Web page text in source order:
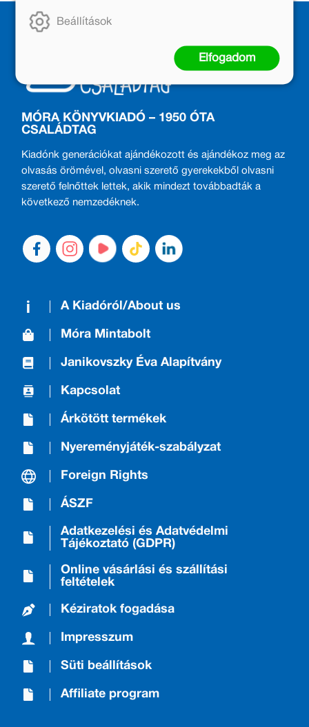
MÓRA KÖNYVKIADÓ – 1950 ÓTA
CSALÁDTAG
Kiadónk generációkat ajándékozott és ajándékoz meg az
olvasás örömével, olvasni szerető gyerekekből olvasni
szerető felnőttek lettek, akik mindezt továbbadták a
következő nemzedéknek.
A Kiadóról/About us
Móra Mintabolt
Janikovszky Éva Alapítvány
Kapcsolat
Árkötött termékek
Nyereményjáték-szabályzat
Foreign Rights
ÁSZF
Adatkezelési és Adatvédelmi
Tájékoztató (GDPR)
Online vásárlási és szállítási
feltételek
Kéziratok fogadása
Impresszum
Süti beállítások
Affiliate program
Beállítások
Elfogadom